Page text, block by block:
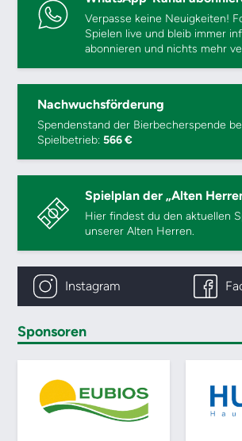
Verpasse keine Neuigkeiten!
Spielen live und bleib immer
abonnieren und nichts mehr
Nachwuchsförderung
Spendenstand der Bierbecherspende
Spielbetrieb:566 €
Spielplan der „Alten
Hier findest du den aktuellen
unserer Alten Herren.
Instagram
Sponsoren